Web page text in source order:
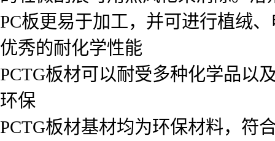
PC板更易于加工，并可进行植绒
优秀的耐化学性能
PCTG板材可以耐受多种化学品以
环保
PCTG板材基材均为环保材料，符